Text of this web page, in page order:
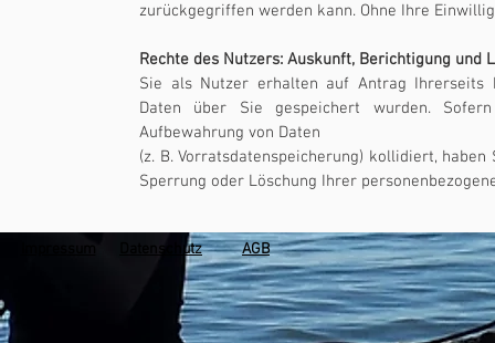
zurückgegriffen werden kann. Ohne Ihre
Rechte des Nutzers: Auskunft, Berichtigung und
Sie als Nutzer erhalten auf Antrag Ihrerseits
Daten über Sie gespeichert wurden.
Aufbewahrung von Daten
(z. B. Vorratsdatenspeicherung) kollidiert,
Sperrung oder Löschung Ihrer
Datenschutz AGB